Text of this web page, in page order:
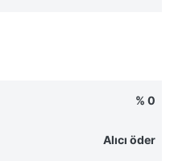
% 0
Alıcı öder